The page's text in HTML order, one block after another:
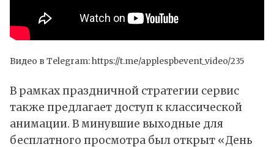
Видео в Telegram:https://t.me/applespbevent_video/235
В рамках праздничной стратегии сервис
также предлагает доступ к классической
анимации. В минувшие выходные для
бесплатного просмотра был открыт «День